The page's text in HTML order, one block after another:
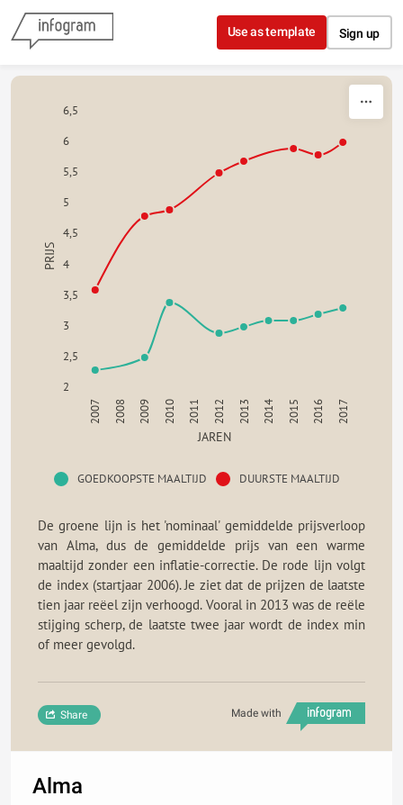
Skip to content
Use as template Sign up
2
2,5
3
3,5
4
4,5
5
5,5
6
6,5
2007 2008 2009 2010 2011 2012 2013 2014 2015 2016 2017
PRIJS
JAREN
GOEDKOOPSTE MAALTIJD DUURSTE MAALTIJD
De groene lijn is het 'nominaal' gemiddelde prijsverloop
van Alma, dus de gemiddelde prijs van een warme
maaltijd zonder een inflatie-correctie. De rode lijn volgt
de index (startjaar 2006). Je ziet dat de prijzen de laatste
tien jaar reëel zijn verhoogd. Vooral in 2013 was de reële
stijging scherp, de laatste twee jaar wordt de index min
of meer gevolgd.
Made with
Share
Alma